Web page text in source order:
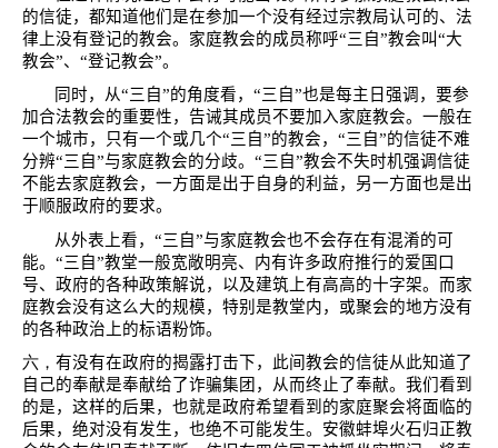
的信徒，都知道他们是在参加一个没有经过宗教局认可的、法
律上没有登记的教会。家庭教会的成员称呼“三自”教会叫“大
教会”、“登记教会”。
同时，从“三自”的角度看，“三自”也是每主日强调，要参
加合法教会的重要性，告诫其成员不要加入家庭教会。一般在
一个城市，只有一个或几个“三自”的教会，“三自”的信徒不难
分辨“三自”与家庭教会的分歧。“三自”教会不失时机强调信徒
不能去家庭教会，一方面是出于自身的利益，另一方面也是出
于顺服政府的要求。
从外表上看，“三自”与家庭教会也不会存在有混淆的可
能。“三自”教堂一般宽敞明亮、内有许多政府推行的爱国口
号、政府的各种政策解说，以及建筑上有高高的十字架。而家
庭教会没有这么大的规模，特别是教堂内，或聚会的地方没有
的各种政治上的标语粉饰。
六， 有没有在政府的揭露打击下，此间教会的信徒从此知道了
自己的奉献是奉献给了诈骗集团，从而终止了奉献。我们看到
的是，这样的后果，也就是政府希望看到的家庭聚会将面临的
后果，绝对没有发生，也绝不可能发生。安徽蚌埠火石归正教